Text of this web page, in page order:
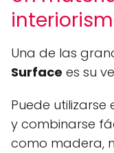
Una de las
Surface es su
Puede
y combinarse
como madera,